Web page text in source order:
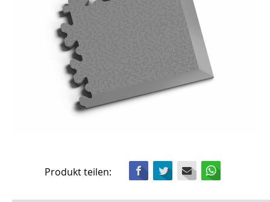
Produkt teilen: Facebook
Twitter Mail